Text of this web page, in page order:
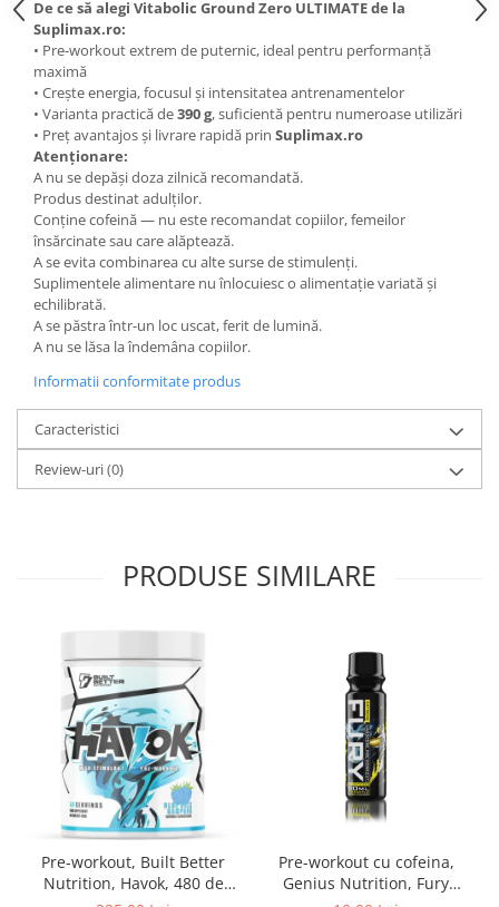
De ce să alegi Vitabolic Ground Zero ULTIMATE de la
Suplimax.ro:
• Pre-workout extrem de puternic, ideal pentru performanță
maximă
• Crește energia, focusul și intensitatea antrenamentelor
• Varianta practică de390 g, suficientă pentru numeroase utilizări
• Preț avantajos și livrare rapidă prin Suplimax.ro
Atenționare:
A nu se depăși doza zilnică recomandată.
Produs destinat adulților.
Conține cofeină — nu este recomandat copiilor, femeilor
însărcinate sau care alăptează.
A se evita combinarea cu alte surse de stimulenți.
Suplimentele alimentare nu înlocuiesc o alimentație variată și
echilibrată.
A se păstra într-un loc uscat, ferit de lumină.
A nu se lăsa la îndemâna copiilor.
Informatii conformitate produs
Caracteristici
Review-uri(0)
PRODUSE SIMILARE
Pre-workout, Built Better
Nutrition, Havok, 480 de
Pre-workout cu cofeina,
Genius Nutrition, Fury